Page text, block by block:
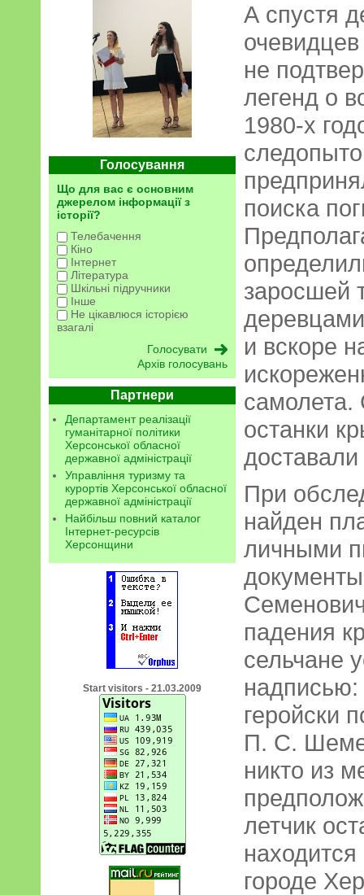
Голосування
Що для вас є основним
джерелом інформації з
історії?
Телебачення
Кіно
Інтернет
Література
Шкільні підручники
Інше
Не цікавлюся історією
взагалі
Архів голосувань
Партнери
Департамент реалізації
гуманітарної політики
Херсонської обласної
державної адміністрації
Управління туризму та
курортів Херсонської обласної
державної адміністрації
Найбільш повний каталог
Інтернет-ресурсів
Херсонщини
Start visitors - 21.03.2009
А спустя
не
легенд о
1980-х
поиска
заросшей
и вскоре
самолета.
останки
При
найден
личными
падения
сельчане
надписью:
геройски
П. С.
никто из
летчик
городе